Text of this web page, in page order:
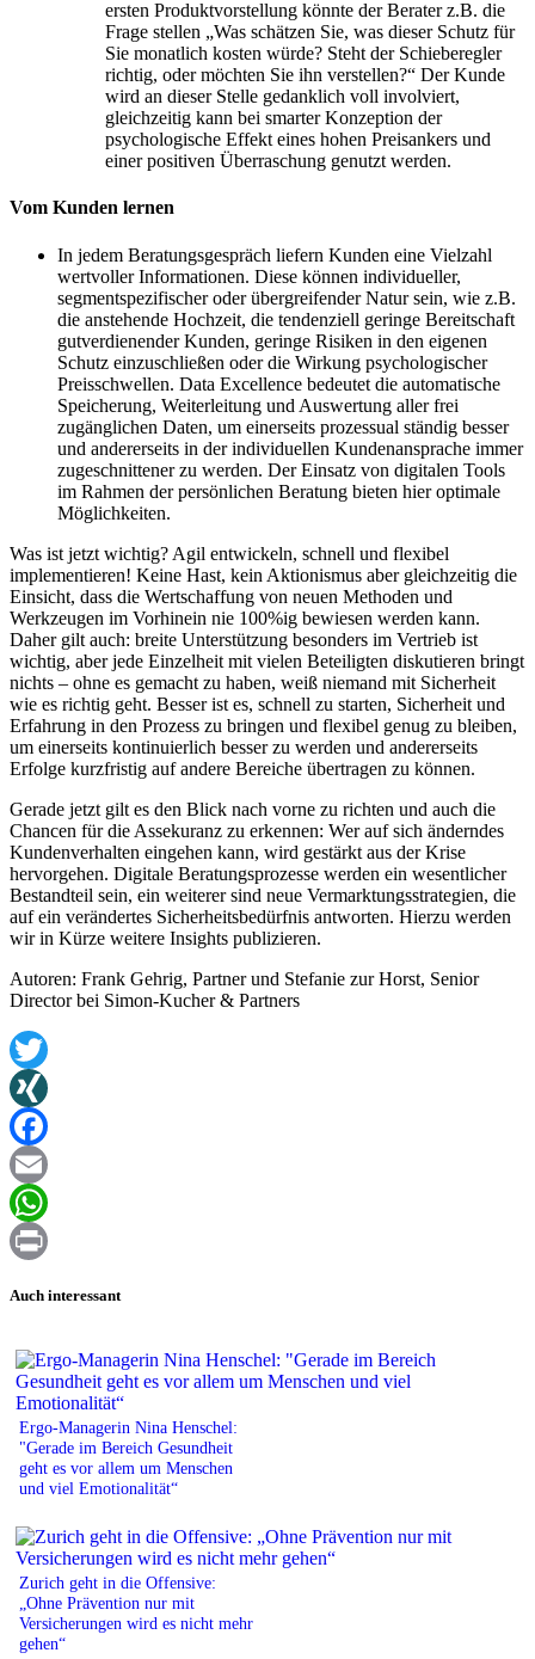
ersten Produktvorstellung könnte der Berater z.B. die
Frage stellen „Was schätzen Sie, was dieser Schutz für
Sie monatlich kosten würde? Steht der Schieberegler
richtig, oder möchten Sie ihn verstellen?“ Der Kunde
wird an dieser Stelle gedanklich voll involviert,
gleichzeitig kann bei smarter Konzeption der
psychologische Effekt eines hohen Preisankers und
einer positiven Überraschung genutzt werden.
Vom Kunden lernen
In jedem Beratungsgespräch liefern Kunden eine Vielzahl
wertvoller Informationen. Diese können individueller,
segmentspezifischer oder übergreifender Natur sein, wie z.B.
die anstehende Hochzeit, die tendenziell geringe Bereitschaft
gutverdienender Kunden, geringe Risiken in den eigenen
Schutz einzuschließen oder die Wirkung psychologischer
Preisschwellen. Data Excellence bedeutet die automatische
Speicherung, Weiterleitung und Auswertung aller frei
zugänglichen Daten, um einerseits prozessual ständig besser
und andererseits in der individuellen Kundenansprache immer
zugeschnittener zu werden. Der Einsatz von digitalen Tools
im Rahmen der persönlichen Beratung bieten hier optimale
Möglichkeiten.
Was ist jetzt wichtig? Agil entwickeln, schnell und flexibel
implementieren! Keine Hast, kein Aktionismus aber gleichzeitig die
Einsicht, dass die Wertschaffung von neuen Methoden und
Werkzeugen im Vorhinein nie 100%ig bewiesen werden kann.
Daher gilt auch: breite Unterstützung besonders im Vertrieb ist
wichtig, aber jede Einzelheit mit vielen Beteiligten diskutieren bringt
nichts – ohne es gemacht zu haben, weiß niemand mit Sicherheit
wie es richtig geht. Besser ist es, schnell zu starten, Sicherheit und
Erfahrung in den Prozess zu bringen und flexibel genug zu bleiben,
um einerseits kontinuierlich besser zu werden und andererseits
Erfolge kurzfristig auf andere Bereiche übertragen zu können.
Gerade jetzt gilt es den Blick nach vorne zu richten und auch die
Chancen für die Assekuranz zu erkennen: Wer auf sich änderndes
Kundenverhalten eingehen kann, wird gestärkt aus der Krise
hervorgehen. Digitale Beratungsprozesse werden ein wesentlicher
Bestandteil sein, ein weiterer sind neue Vermarktungsstrategien, die
auf ein verändertes Sicherheitsbedürfnis antworten. Hierzu werden
wir in Kürze weitere Insights publizieren.
Autoren: Frank Gehrig, Partner und Stefanie zur Horst, Senior
Director bei Simon-Kucher & Partners
Twitter
XING
Facebook
Email
WhatsApp
Auch interessant
Ergo-Managerin Nina Henschel:
"Gerade im Bereich Gesundheit
geht es vor allem um Menschen
und viel Emotionalität“
Zurich geht in die Offensive:
„Ohne Prävention nur mit
Versicherungen wird es nicht mehr
gehen“